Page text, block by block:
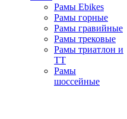
Рамы Ebikes
Рамы горные
Рамы гравийные
Рамы трековые
Рамы триатлон и
ТТ
Рамы
шоссейные